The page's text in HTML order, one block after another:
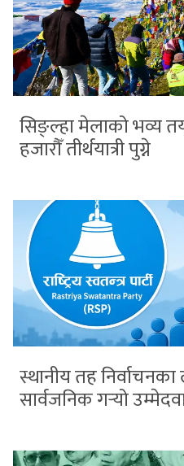
सिङ्ल्हा मेलाको भव्य
हजारौँ तीर्थयात्री पुग्ने
स्थानीय तह
सार्वजनिक गर्‍यो